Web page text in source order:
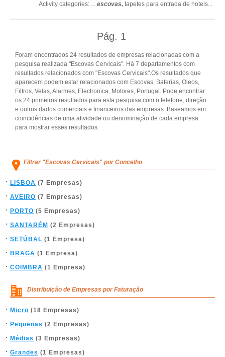
Activity categories: ... escovas, tapetes para entrada de hoteis...
Pág. 1
Foram encontrados 24 resultados de empresas relacionadas com a
pesquisa realizada "Escovas Cervicais". Há 7 departamentos com
resultados relacionados com "Escovas Cervicais".Os resultados que
aparecem podem estar relacionados com Escovas, Baterias, Oleos,
Filtros, Velas, Alarmes, Electronica, Motores, Portugal. Pode encontrar
os 24 primeiros resultados para esta pesquisa com o telefone, direção
e outros dados comerciais e financeiros das empresas. Baseamos em
coincidências de uma atividade ou denominação de cada empresa
para mostrar esses resultados.
Filtrar "Escovas Cervicais" por Concelho
LISBOA (7 Empresas)
AVEIRO (7 Empresas)
PORTO (5 Empresas)
SANTARÉM (2 Empresas)
SETÚBAL (1 Empresa)
BRAGA (1 Empresa)
COIMBRA (1 Empresa)
Distribuição de Empresas por Faturação
Micro (18 Empresas)
Pequenas (2 Empresas)
Médias (3 Empresas)
Grandes (1 Empresas)